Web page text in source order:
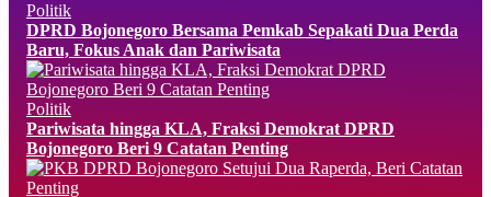
Politik
DPRD Bojonegoro Bersama Pemkab Sepakati Dua Perda
Baru, Fokus Anak dan Pariwisata
Politik
Pariwisata hingga KLA, Fraksi Demokrat DPRD
Bojonegoro Beri 9 Catatan Penting